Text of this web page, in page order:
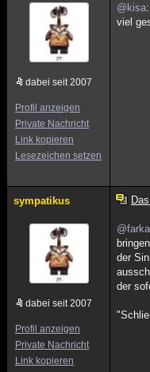
dabei seit 2007
Profil anzeigen
Private Nachricht
Link kopieren
Lesezeichen setzen
@kisa
viel
sympatikus
dabei seit 2007
Profil anzeigen
Private Nachricht
Link kopieren
der
der